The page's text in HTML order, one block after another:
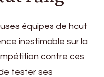
équipes de haut
inestimable sur la
contre ces
tester ses